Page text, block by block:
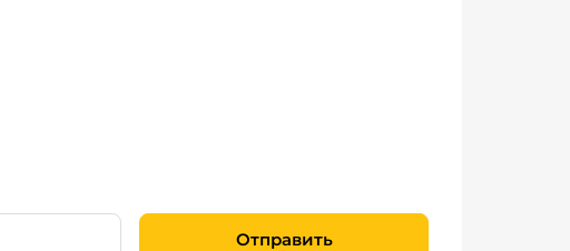
Отправить